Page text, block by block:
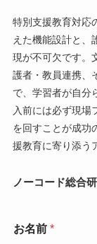
特別支援教育対応
えた機能設計と、
現が不可欠です。
護者・教員連携、
で、学習者が自分
入前には必ず現場
を回すことが成功
援教育に寄り添う
ノーコード総合
お名前 *